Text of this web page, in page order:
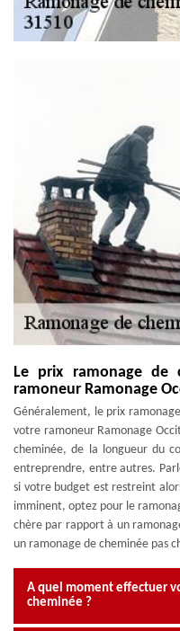
Le prix ramonage de
ramoneur Ramonage
Généralement, le prix
votre ramoneur Ramonage
cheminée, de la longueur du
entreprendre, entre autres.
si votre budget est restreint
imminent, optez pour le
chère par rapport à un
un ramonage de cheminée pas
A quel moment effectuer
cheminée ?